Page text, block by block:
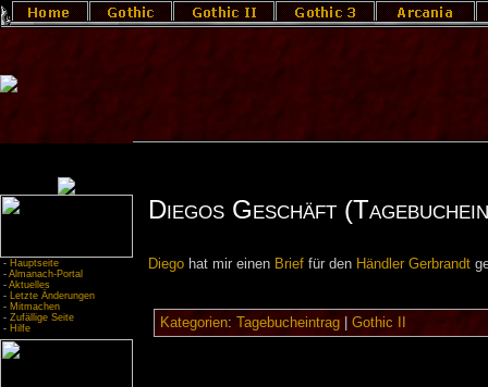
- Hauptseite
- Almanach-Portal
- Aktuelles
- Letzte Änderungen
- Mitmachen
- Zufällige Seite
- Hilfe
Diegos Geschäft
Diegohat mir einen Brieffür den Händler Gerbrandt
Kategorien: Tagebucheintrag| Gothic II